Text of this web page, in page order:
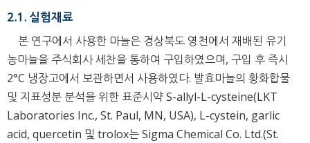
2.1. 실험재료
본 연구에서 사용한 마늘은 경상북도 영천에서 재배된 유기
농마늘을 주식회사 세찬을 통하여 구입하였으며, 구입 후 즉시
2°C 냉장고에서 보관하면서 사용하였다. 발효마늘의 황화합물
및 지표성분 분석을 위한 표준시약 S-allyl-L-cysteine(LKT
Laboratories Inc., St. Paul, MN, USA), L-cystein, garlic
acid, quercetin 및 trolox는 Sigma Chemical Co. Ltd.(St.